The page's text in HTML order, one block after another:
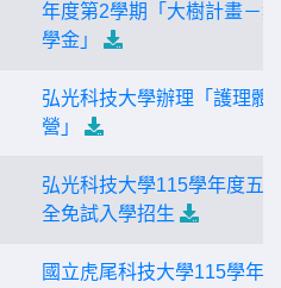
年度第2學期「大樹計畫－
學金」
弘光科技大學辦理「護理體
營」
弘光科技大學115學年度五
全免試入學招生
國立虎尾科技大學115學年